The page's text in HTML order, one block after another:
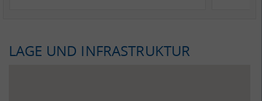
LAGE UND INFRASTRUKTUR